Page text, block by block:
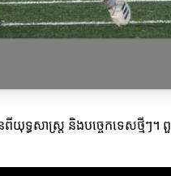
ទ្ធសាស្ត្រ និងបច្ចេកទេសថ្មី